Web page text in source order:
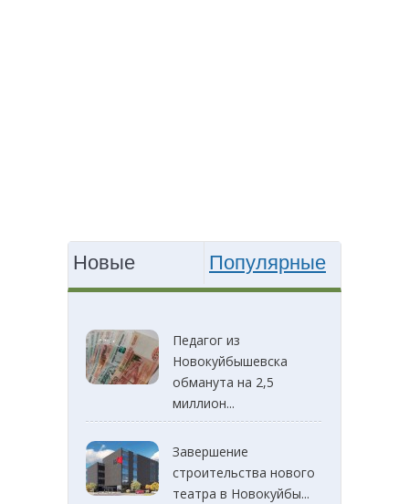
Новые Популярные
Педагог из
Новокуйбышевска
обманута на 2,5
миллион...
Завершение
строительства нового
театра в Новокуйбы...